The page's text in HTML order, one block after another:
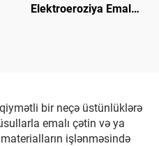
Elektroeroziya Emal
bir neçə üstünlüklərə
emalı çətin və ya
işlənməsində